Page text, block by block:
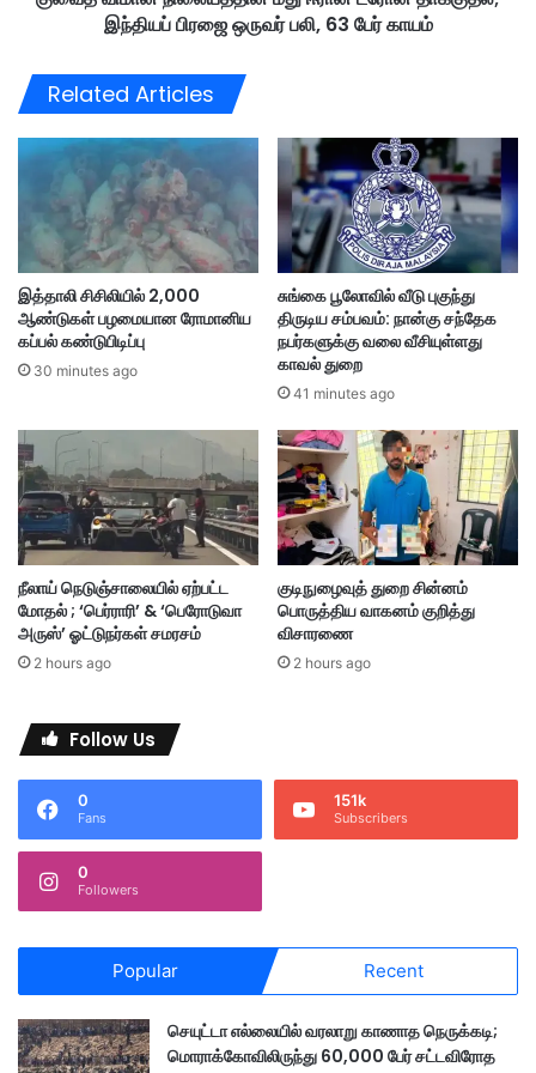
ல்
போ
லி
தி
யோ
நீ
சி
ங்
க்
க
ம்
து
ரோ
தா
க்
கு
த
ல்
ந்
தி
ய
ப்
பி
ஜை
ஒ
வ
லி
,
பே
ம்
இந்தியப் பிரஜை ஒருவர் பலி, 63 பேர் காயம்
Related Articles
இத்தாலி சிசிலியில் 2,000
ஆண்டுகள் பழமையான ரோமானிய
கப்பல் கண்டுபிடிப்பு
30 minutes ago
சுங்கை பூலோவில் வீடு புகுந்து
திருடிய சம்பவம்: நான்கு சந்தேக
நபர்களுக்கு வலை வீசியுள்ளது
காவல் துறை
41 minutes ago
நீலாய் நெடுஞ்சாலையில் ஏற்பட்ட
மோதல் ; ‘பெர்ராரி’ & ‘பெரோடுவா
அருஸ்’ ஓட்டுநர்கள் சமரசம்
2 hours ago
குடிநுழைவுத் துறை சின்னம்
பொருத்திய வாகனம் குறித்து
விசாரணை
2 hours ago
Follow Us
0
Fans
151k
Subscribers
0
Followers
Popular Recent
செயுட்டா எல்லையில் வரலாறு காணாத நெருக்கடி;
மொராக்கோவிலிருந்து 60,000 பேர் சட்டவிரோத